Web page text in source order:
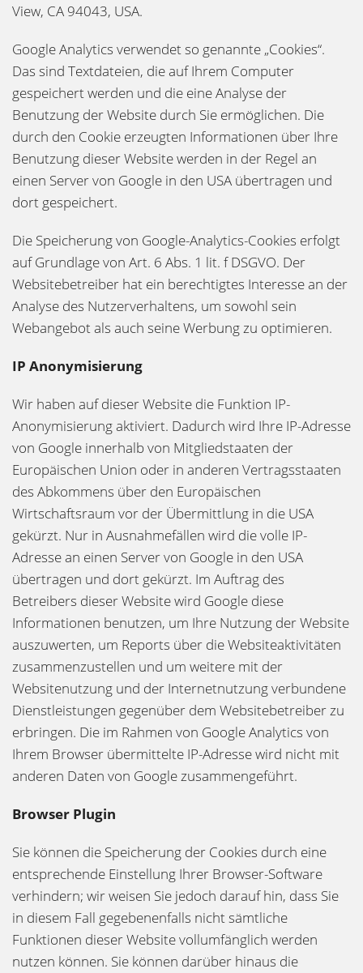
View, CA 94043, USA.
Google Analytics verwendet so genannte „Cookies“.
Das sind Textdateien, die auf Ihrem Computer
gespeichert werden und die eine Analyse der
Benutzung der Website durch Sie ermöglichen. Die
durch den Cookie erzeugten Informationen über Ihre
Benutzung dieser Website werden in der Regel an
einen Server von Google in den USA übertragen und
dort gespeichert.
Die Speicherung von Google-Analytics-Cookies erfolgt
auf Grundlage von Art. 6 Abs. 1 lit. f DSGVO. Der
Websitebetreiber hat ein berechtigtes Interesse an der
Analyse des Nutzerverhaltens, um sowohl sein
Webangebot als auch seine Werbung zu optimieren.
IP Anonymisierung
Wir haben auf dieser Website die Funktion IP-
Anonymisierung aktiviert. Dadurch wird Ihre IP-Adresse
von Google innerhalb von Mitgliedstaaten der
Europäischen Union oder in anderen Vertragsstaaten
des Abkommens über den Europäischen
Wirtschaftsraum vor der Übermittlung in die USA
gekürzt. Nur in Ausnahmefällen wird die volle IP-
Adresse an einen Server von Google in den USA
übertragen und dort gekürzt. Im Auftrag des
Betreibers dieser Website wird Google diese
Informationen benutzen, um Ihre Nutzung der Website
auszuwerten, um Reports über die Websiteaktivitäten
zusammenzustellen und um weitere mit der
Websitenutzung und der Internetnutzung verbundene
Dienstleistungen gegenüber dem Websitebetreiber zu
erbringen. Die im Rahmen von Google Analytics von
Ihrem Browser übermittelte IP-Adresse wird nicht mit
anderen Daten von Google zusammengeführt.
Browser Plugin
Sie können die Speicherung der Cookies durch eine
entsprechende Einstellung Ihrer Browser-Software
verhindern; wir weisen Sie jedoch darauf hin, dass Sie
in diesem Fall gegebenenfalls nicht sämtliche
Funktionen dieser Website vollumfänglich werden
nutzen können. Sie können darüber hinaus die